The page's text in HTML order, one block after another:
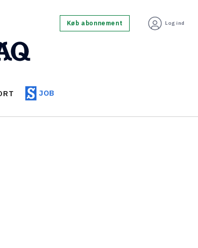
Køb abonnement Log ind
JOB